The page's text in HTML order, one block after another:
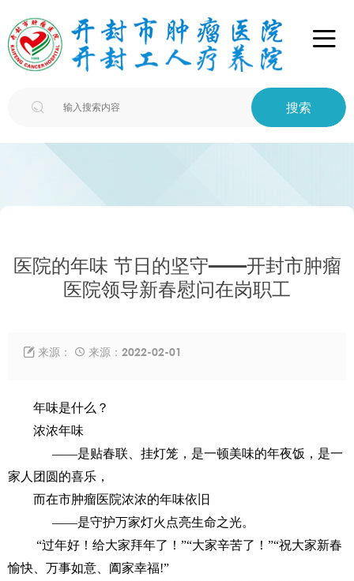

 搜索
医院的年味 节日的坚守——开封市肿瘤
医院领导新春慰问在岗职工
 来源：  来源：2022-02-01
年味是什么？
浓浓年味
——是贴春联、挂灯笼，是一顿美味的年夜饭，是一
家人团圆的喜乐，
而在市肿瘤医院浓浓的年味依旧
——是守护万家灯火点亮生命之光。
“过年好！给大家拜年了！”“大家辛苦了！”“祝大家新春
愉快、万事如意、阖家幸福!”